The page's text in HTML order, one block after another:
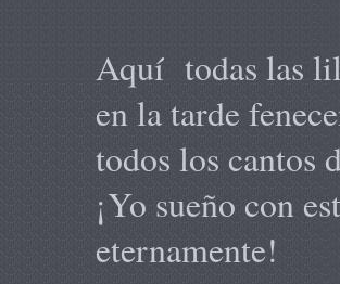
Aquí todas las
en la tarde
todos los cantos
¡Yo sueño con
eternamente!